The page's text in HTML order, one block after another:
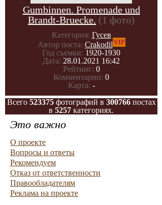
Gumbinnen. Promenade und
Brandt-Bruecke. (1 фото)
Категория: Гусев
Автор поста: Crakodil VIP
Год съемки: 1920-1930
Дата: 28.01.2021 16:42
Рейтинг: 0
Комментарии: 0
Карта: -
Всего 523375фотографий в 300766постах
в 5257 категориях.
Это важно
О проекте
Вопросы и ответы
Рекомендуем
Отказ от ответственности
Правообладателям
Реклама на проекте